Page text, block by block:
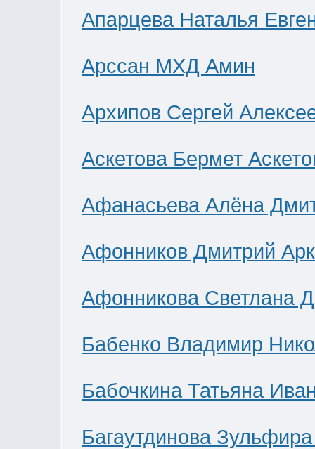
Апарцева Наталья
Арссан МХД Амин
Архипов Сергей
Аскетова Бермет
Афанасьева Алёна
Афонников Дмитрий
Афонникова Светлана
Бабенко Владимир
Бабочкина Татьяна
Багаутдинова